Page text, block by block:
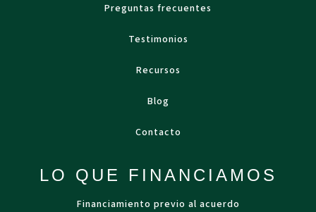
Preguntas frecuentes
Testimonios
Recursos
Blog
Contacto
LO QUE FINANCIAMOS
Financiamiento previo al acuerdo